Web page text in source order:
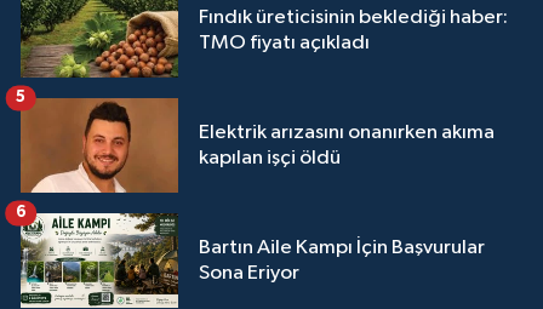
Fındık üreticisinin beklediği haber:
TMO fiyatı açıkladı
Elektrik arızasını onanırken akıma
kapılan işçi öldü
5
Bartın Aile Kampı İçin Başvurular
Sona Eriyor
6